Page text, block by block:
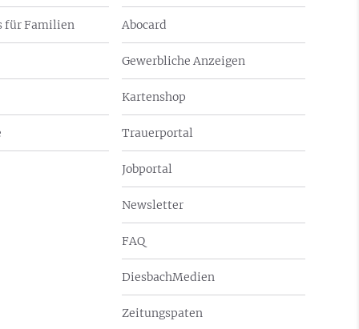
für Familien Abocard
Gewerbliche Anzeigen
Kartenshop
Trauerportal
Jobportal
Newsletter
FAQ
DiesbachMedien
Zeitungspaten